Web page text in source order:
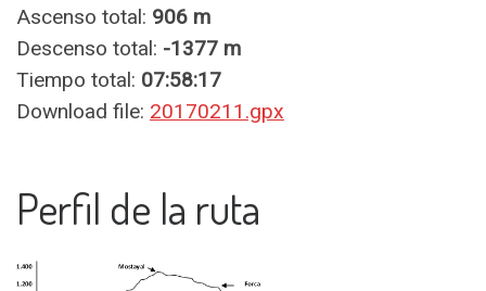
Ascenso total: 906 m
Descenso total: -1377 m
Tiempo total: 07:58:17
Download file: 20170211.gpx
Perfil de la ruta